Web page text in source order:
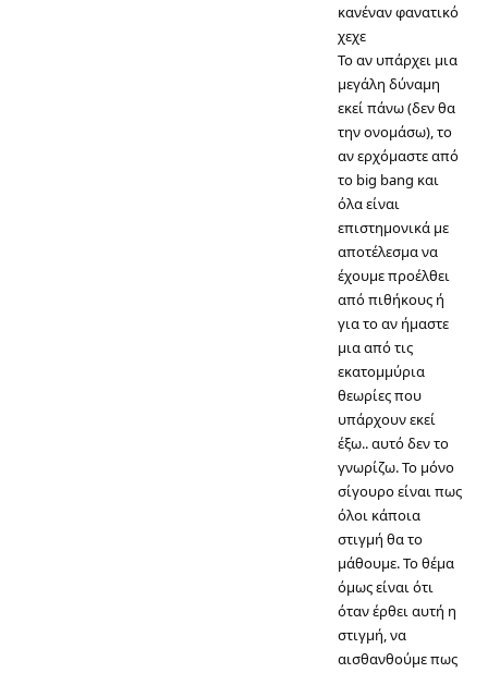
κανέναν φανατικό
χεχε
Το αν υπάρχει μια
μεγάλη δύναμη
εκεί πάνω (δεν θα
την ονομάσω), το
αν ερχόμαστε από
το big bang και
όλα είναι
επιστημονικά με
αποτέλεσμα να
έχουμε προέλθει
από πιθήκους ή
για το αν ήμαστε
μια από τις
εκατομμύρια
θεωρίες που
υπάρχουν εκεί
έξω.. αυτό δεν το
γνωρίζω. Το μόνο
σίγουρο είναι πως
όλοι κάποια
στιγμή θα το
μάθουμε. Το θέμα
όμως είναι ότι
όταν έρθει αυτή η
στιγμή, να
αισθανθούμε πως